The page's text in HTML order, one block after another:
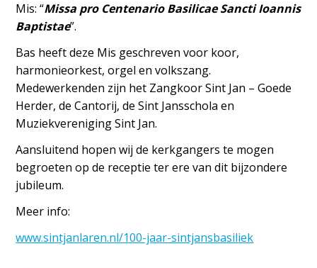
Mis: “Missa pro Centenario Basilicae Sancti Ioannis
Baptistae”.
Bas heeft deze Mis geschreven voor koor,
harmonieorkest, orgel en volkszang.
Medewerkenden zijn het Zangkoor Sint Jan – Goede
Herder, de Cantorij, de Sint Jansschola en
Muziekvereniging Sint Jan.
Aansluitend hopen wij de kerkgangers te mogen
begroeten op de receptie ter ere van dit bijzondere
jubileum.
Meer info:
www.sintjanlaren.nl/100-jaar-sintjansbasiliek